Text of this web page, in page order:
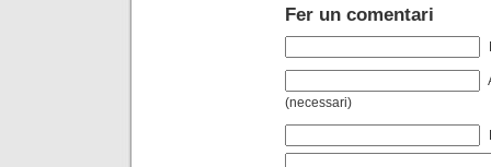
Fer un comentari
(necessari)